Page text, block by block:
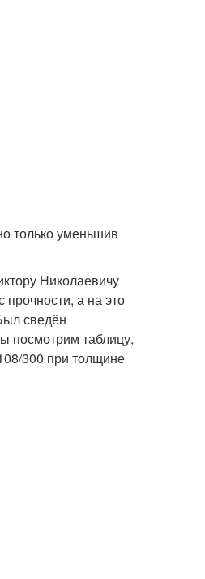
только уменьшив
Николаевичу
а на это
сведён
посмотрим таблицу,
300 при толщине